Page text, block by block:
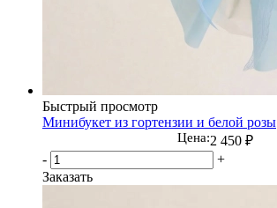
Быстрый просмотр
Минибукет из гортензии и белой розы
Цена:2 450 ₽
-
+
Заказать